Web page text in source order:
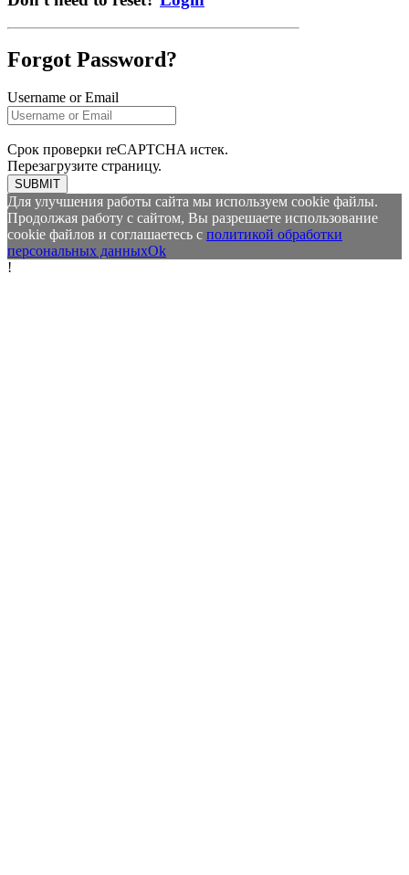
Forgot Password?
Username or Email
Срок проверки reCAPTCHA истек.
Перезагрузите страницу.
SUBMIT
Для улучшения работы сайта мы используем cookie файлы.
Продолжая работу с сайтом, Вы разрешаете использование
cookie файлов и соглашаетесь с политикой обработки
персональных данныхOk
!